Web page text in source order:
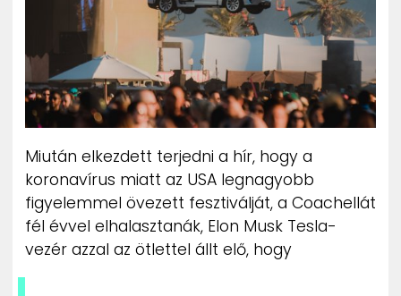
Miután elkezdett terjedni a hír, hogy a
koronavírus miatt az USA legnagyobb
figyelemmel övezett fesztiválját, a Coachellát
fél évvel elhalasztanák, Elon Musk Tesla-
vezér azzal az ötlettel állt elő, hogy